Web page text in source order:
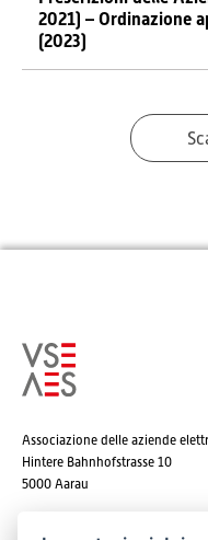
2021) – Ordinazione
(2023)
Associazione delle aziende
Hintere Bahnhofstrasse 10
5000 Aarau